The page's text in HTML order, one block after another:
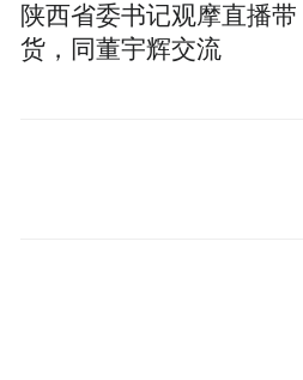
3494.31万元和1816.60万
2020年9月25日，朗源
陕西省委书记观摩直播带
货，同董宇辉交流